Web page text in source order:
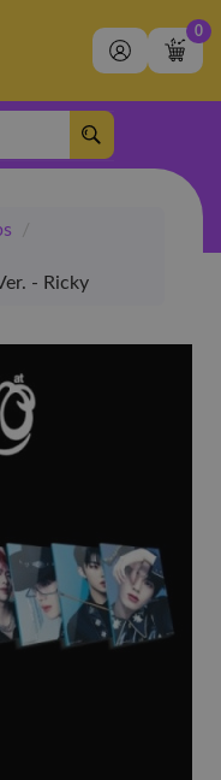
0
/
- Ricky